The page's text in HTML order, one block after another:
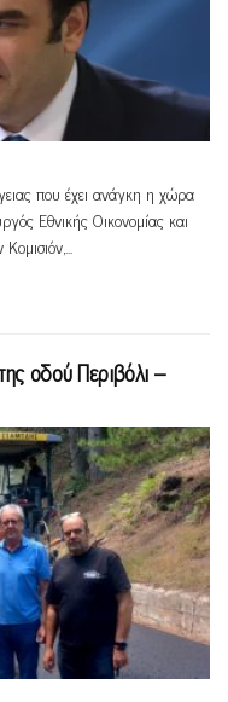
που έχει ανάγκη η χώρα
Εθνικής Οικονομίας και
οδού Περιβόλι –